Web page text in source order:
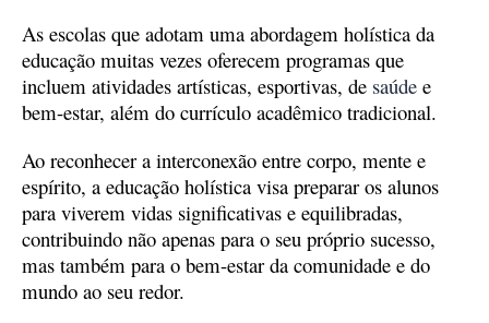
As escolas que adotam uma abordagem holística da
educação muitas vezes oferecem programas que
incluem atividades artísticas, esportivas, de saúde e
bem-estar, além do currículo acadêmico tradicional.
Ao reconhecer a interconexão entre corpo, mente e
espírito, a educação holística visa preparar os alunos
para viverem vidas significativas e equilibradas,
contribuindo não apenas para o seu próprio sucesso,
mas também para o bem-estar da comunidade e do
mundo ao seu redor.